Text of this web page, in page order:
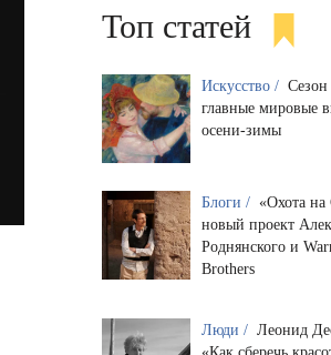
Топ статей
Искусство / Сезон
главные мировые
осени-зимы
Блоги / «Охота на
новый проект
Роднянского и
Brothers
Люди / Леонид